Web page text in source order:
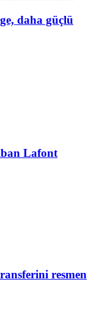
daha güçlü
Lafont
resmen